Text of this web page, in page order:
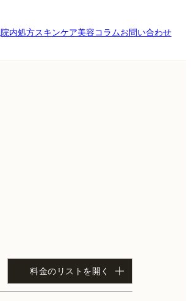
院内処方スキンケア美容コラムお問い合わせ
料金のリストを開く